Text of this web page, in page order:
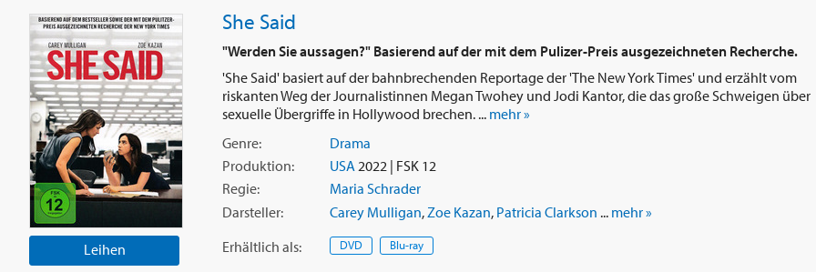
Leihen
She Said
"Werden Sie aussagen?" Basierend auf der mit dem Pulizer-Preis ausgezeichneten Recherche.
'She Said' basiert auf der bahnbrechenden Reportage der 'The New York Times' und erzählt vom
riskanten Weg der Journalistinnen Megan Twohey und Jodi Kantor, die das große Schweigen über
sexuelle Übergriffe in Hollywood brechen. ... mehr »
Genre:
Drama
Produktion:
USA2022 | FSK 12
Regie:
Maria Schrader
Darsteller:
Carey Mulligan, Zoe Kazan, Patricia Clarkson ... mehr »
Erhältlich als: DVD Blu-ray